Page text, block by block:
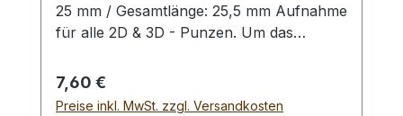
25 mm / Gesamtlänge: 25,5 mm Aufnahme
für alle 2D & 3D - Punzen. Um das
gleichmäßige Verteilung der Schlagkraft
(insbesondere bei großen Punzen) zu
Regulärer Preis:
7,60 €
Preise inkl. MwSt. zzgl. Versandkosten